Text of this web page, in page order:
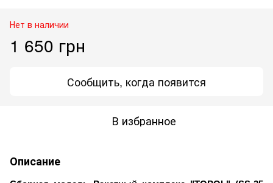
Нет в наличии
1 650 грн
Сообщить, когда появится
В избранное
Описание